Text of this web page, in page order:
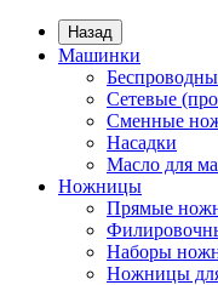
Назад
Машинки
Сетевые
Сменные
Насадки
Масло для
Ножницы
Прямые
Наборы
Ножницы